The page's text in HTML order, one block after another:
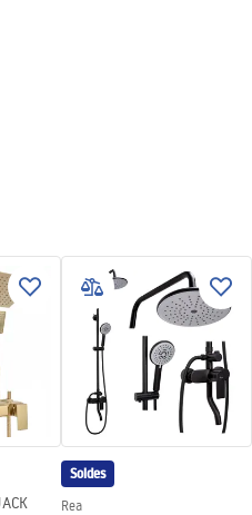
Soldes
Rea